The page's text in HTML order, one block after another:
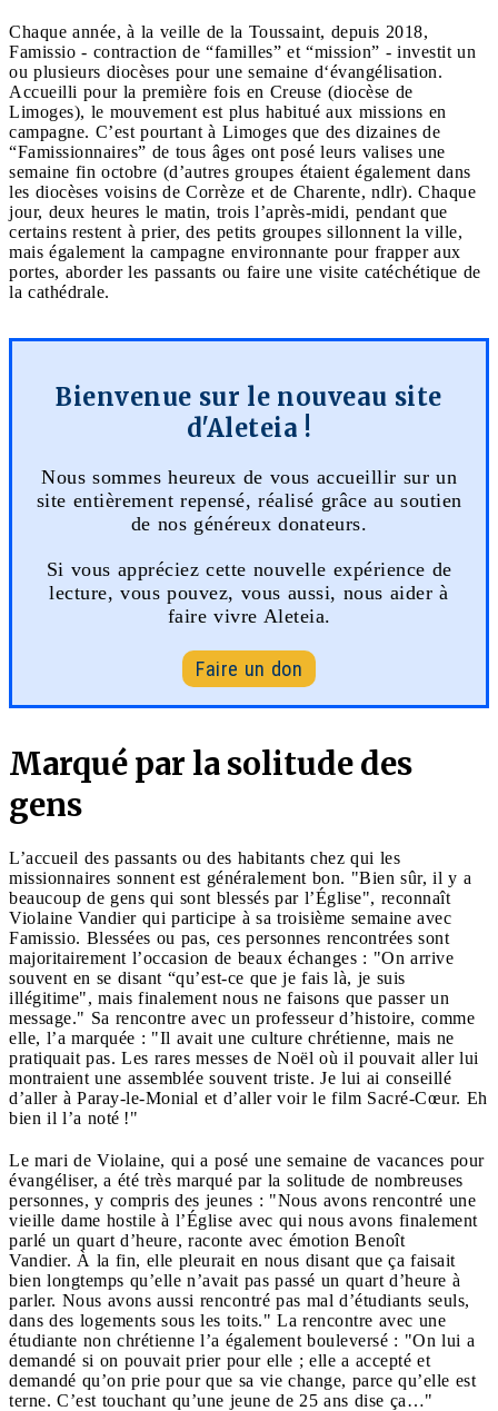
Chaque année, à la veille de la Toussaint, depuis 2018,
Famissio - contraction de “familles” et “mission” - investit un
ou plusieurs diocèses pour une semaine d‘évangélisation.
Accueilli pour la première fois en Creuse (diocèse de
Limoges), le mouvement est plus habitué aux missions en
campagne. C’est pourtant à Limoges que des dizaines de
“Famissionnaires” de tous âges ont posé leurs valises une
semaine fin octobre (d’autres groupes étaient également dans
les diocèses voisins de Corrèze et de Charente, ndlr). Chaque
jour, deux heures le matin, trois l’après-midi, pendant que
certains restent à prier, des petits groupes sillonnent la ville,
mais également la campagne environnante pour frapper aux
portes, aborder les passants ou faire une visite catéchétique de
la cathédrale.
Bienvenue sur le nouveau site
d'Aleteia !
Nous sommes heureux de vous accueillir sur un
site entièrement repensé, réalisé grâce au soutien
de nos généreux donateurs.
Si vous appréciez cette nouvelle expérience de
lecture, vous pouvez, vous aussi, nous aider à
faire vivre Aleteia.
Faire un don
Marqué par la solitude des
gens
L’accueil des passants ou des habitants chez qui les
missionnaires sonnent est généralement bon. "Bien sûr, il y a
beaucoup de gens qui sont blessés par l’Église", reconnaît
Violaine Vandier qui participe à sa troisième semaine avec
Famissio. Blessées ou pas, ces personnes rencontrées sont
majoritairement l’occasion de beaux échanges : "On arrive
souvent en se disant “qu’est-ce que je fais là, je suis
illégitime", mais finalement nous ne faisons que passer un
message." Sa rencontre avec un professeur d’histoire, comme
elle, l’a marquée : "Il avait une culture chrétienne, mais ne
pratiquait pas. Les rares messes de Noël où il pouvait aller lui
montraient une assemblée souvent triste. Je lui ai conseillé
d’aller à Paray-le-Monial et d’aller voir le film Sacré-Cœur. Eh
bien il l’a noté !"
Le mari de Violaine, qui a posé une semaine de vacances pour
évangéliser, a été très marqué par la solitude de nombreuses
personnes, y compris des jeunes : "Nous avons rencontré une
vieille dame hostile à l’Église avec qui nous avons finalement
parlé un quart d’heure, raconte avec émotion Benoît
Vandier. À la fin, elle pleurait en nous disant que ça faisait
bien longtemps qu’elle n’avait pas passé un quart d’heure à
parler. Nous avons aussi rencontré pas mal d’étudiants seuls,
dans des logements sous les toits." La rencontre avec une
étudiante non chrétienne l’a également bouleversé : "On lui a
demandé si on pouvait prier pour elle ; elle a accepté et
demandé qu’on prie pour que sa vie change, parce qu’elle est
terne. C’est touchant qu’une jeune de 25 ans dise ça…"